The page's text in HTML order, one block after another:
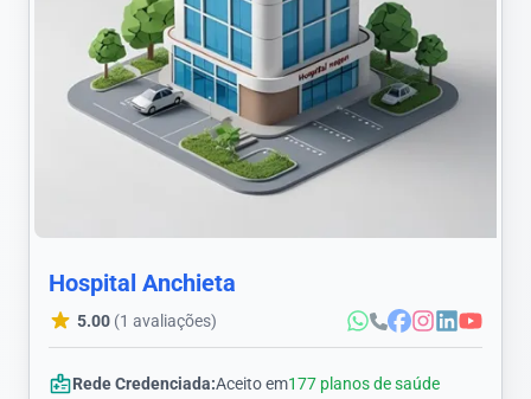
Hospital Anchieta
5.00 (1 avaliações)
Rede Credenciada:Aceito em177 planos de saúde